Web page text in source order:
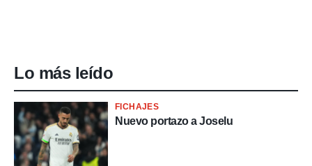
Lo más leído
FICHAJES
Nuevo portazo a Joselu